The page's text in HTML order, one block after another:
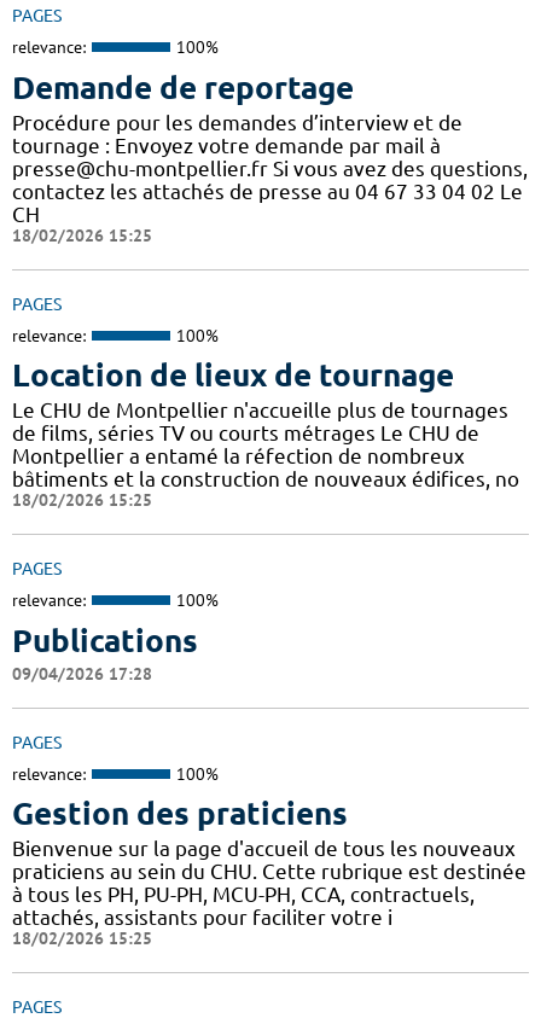
PAGES
relevance: 100%
Demande de reportage
Procédure pour les demandes d’interview et de
tournage : Envoyez votre demande par mail à
presse@chu-montpellier.fr Si vous avez des questions,
contactez les attachés de presse au 04 67 33 04 02 Le
CH
18/02/2026 15:25
PAGES
relevance: 100%
Location de lieux de tournage
Le CHU de Montpellier n'accueille plus de tournages
de films, séries TV ou courts métrages Le CHU de
Montpellier a entamé la réfection de nombreux
bâtiments et la construction de nouveaux édifices, no
18/02/2026 15:25
PAGES
relevance: 100%
Publications
09/04/2026 17:28
PAGES
relevance: 100%
Gestion des praticiens
Bienvenue sur la page d'accueil de tous les nouveaux
praticiens au sein du CHU. Cette rubrique est destinée
à tous les PH, PU-PH, MCU-PH, CCA, contractuels,
attachés, assistants pour faciliter votre i
18/02/2026 15:25
PAGES